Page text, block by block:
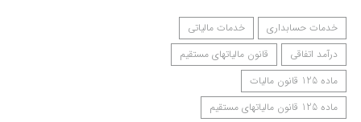
خدمات حسابداری
خدمات مالیاتی
درآمد اتفاقی
قانون مالیاتهای مستقیم
ماده 125 قانون مالیات
ماده 125 قانون مالیاتهای مستقیم